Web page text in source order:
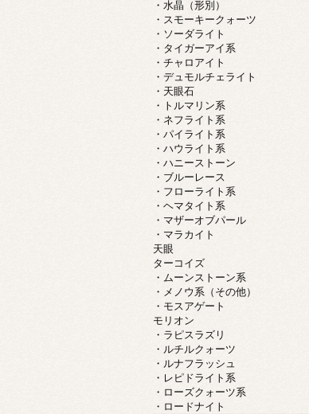
・水晶（形別）
・スモーキークォーツ
・ソーダライト
・タイガーアイ系
・チャロアイト
・デュモルチェライト
・天眼石
・トルマリン系
・ネフライト系
・パイライト系
・ハウライト系
・ハニーストーン
・ブルーレース
・フローライト系
・ヘマタイト系
・マザーオブパール
・マラカイト
天眼
ターコイズ
・ムーンストーン系
・メノウ系（その他）
・モスアゲート
モリオン
・ラピスラズリ
・ルチルクォーツ
・ルナフラッシュ
・レピドライト系
・ローズクォーツ系
・ロードナイト